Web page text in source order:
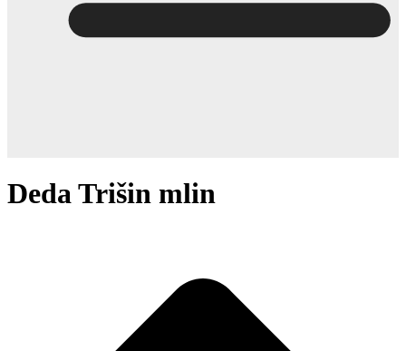
Deda Trišin mlin